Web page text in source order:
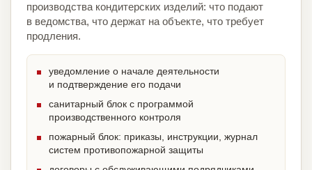
производства кондитерских изделий: что подают
в ведомства, что держат на объекте, что требует
продления.
уведомление о начале деятельности
и подтверждение его подачи
санитарный блок с программой
производственного контроля
пожарный блок: приказы, инструкции, журнал
систем противопожарной защиты